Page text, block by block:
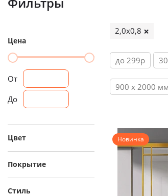
Цена
От
До
Цвет
Покрытие
Стиль
2,0х0,8
до 299р
900 х 2000 мм
Новинка